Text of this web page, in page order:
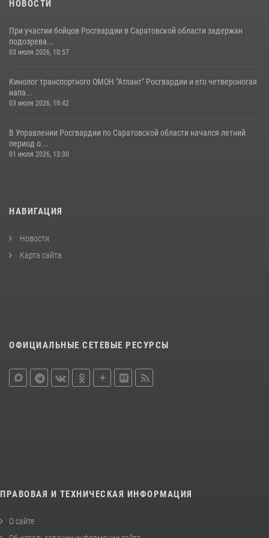
НОВОСТИ
При участии бойцов Росгвардии в Саратовской области задержан
подозрева...
03 июля 2026, 10:57
Кинолог транспортного ОМОН "Атлант" Росгвардии и его четвероногая
напа...
03 июля 2026, 10:42
В Управлении Росгвардии по Саратовской области начался летний
период о...
01 июля 2026, 13:30
НАВИГАЦИЯ
Новости
Карта сайта
ОФИЦИАЛЬНЫЕ СЕТЕВЫЕ РЕСУРСЫ
ПРАВОВАЯ И ТЕХНИЧЕСКАЯ ИНФОРМАЦИЯ
О сайте